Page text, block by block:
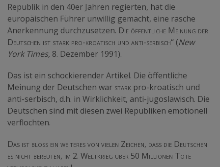
Republik in den 40er Jahren regierten, hat die
europäischen Führer unwillig gemacht, eine rasche
Anerkennung durchzusetzen. Die öffentliche Meinung der
Deutschen ist stark pro-kroatisch und anti-serbisch“ (New
York Times, 8. Dezember 1991).
Das ist ein schockierender Artikel. Die öffentliche
Meinung der Deutschen war stark pro-kroatisch und
anti-serbisch, d.h. in Wirklichkeit, anti-jugoslawisch. Die
Deutschen sind mit diesen zwei Republiken emotionell
verflochten.
Das ist bloss ein weiteres von vielen Zeichen, dass die Deutschen
es nicht bereuten, im 2. Weltkrieg über 50 Millionen Tote